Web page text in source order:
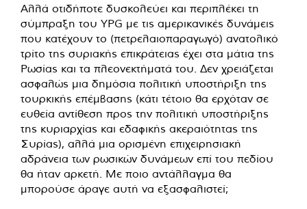
Αλλά οτιδήποτε δυσκολεύει και περιπλέκει τη
σύμπραξη του YPG με τις αμερικανικές δυνάμεις
που κατέχουν το (πετρελαιοπαραγωγό) ανατολικό
τρίτο της συριακής επικράτειας έχει στα μάτια της
Ρωσίας και τα πλεονεκτήματά του. Δεν χρειάζεται
ασφαλώς μια δημόσια πολιτική υποστήριξη της
τουρκικής επέμβασης (κάτι τέτοιο θα ερχόταν σε
ευθεία αντίθεση προς την πολιτική υποστήριξης
της κυριαρχίας και εδαφικής ακεραιότητας της
Συρίας), αλλά μια ορισμένη επιχειρησιακή
αδράνεια των ρωσικών δυνάμεων επί του πεδίου
θα ήταν αρκετή. Με ποιο αντάλλαγμα θα
μπορούσε άραγε αυτή να εξασφαλιστεί;